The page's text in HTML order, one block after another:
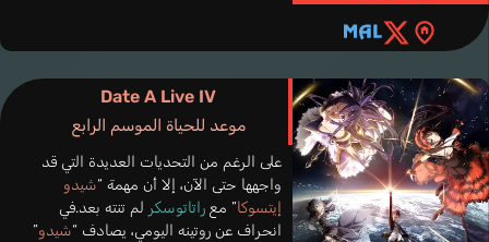
Date A Live IV
موعد للحياة الموسم الرابع
على الرغم من التحديات العديدة التي قد
واجهها حتى الآن، إلا أن مهمة “شيدو
إيتسوكا” مع راتاتوسكر لم تنته بعد.في
انحراف عن روتينه اليومي، يصادف “شيدو”